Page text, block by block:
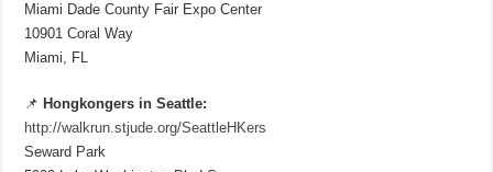
Miami Dade County Fair Expo Center
10901 Coral Way
Miami, FL
📌 Hongkongers in Seattle:
http://walkrun.stjude.org/SeattleHKers
Seward Park